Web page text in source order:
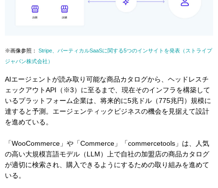
※画像参照：
Stripe、バーティカルSaaSに関する5つのインサイトを発表（ストライプ
ジャパン株式会社）
AIエージェントが読み取り可能な商品カタログから、ヘッドレスチ
ェックアウトAPI（※3）に至るまで、現在そのインフラを構築して
いるプラットフォーム企業は、将来的に5兆ドル（775兆円）規模に
達すると予測。エージェンティックビジネスの機会を見据えて設計
を進めている。
「WooCommerce」や「Commerce」「commercetools」は、人気
の高い大規模言語モデル（LLM）上で自社の加盟店の商品カタログ
が適切に検索され、購入できるようにするための取り組みを進めて
いる。